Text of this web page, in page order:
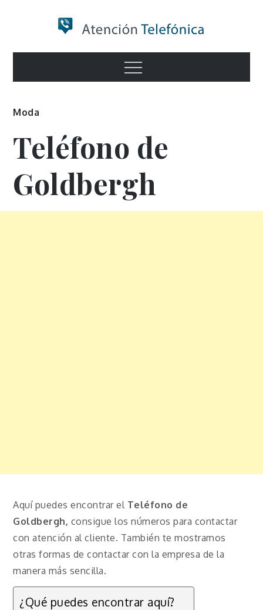
Numero de
Información
Menu
Moda
Teléfono de
Goldbergh
Aquí puedes encontrar el Teléfono de
Goldbergh, consigue los números para contactar
con atención al cliente. También te mostramos
otras formas de contactar con la empresa de la
manera más sencilla.
¿Qué puedes encontrar aquí?